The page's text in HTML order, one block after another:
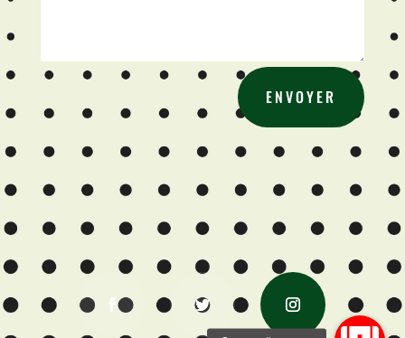
ENVOYER